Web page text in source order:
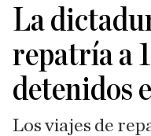
La
repatría a
detenidos
Los viajes de